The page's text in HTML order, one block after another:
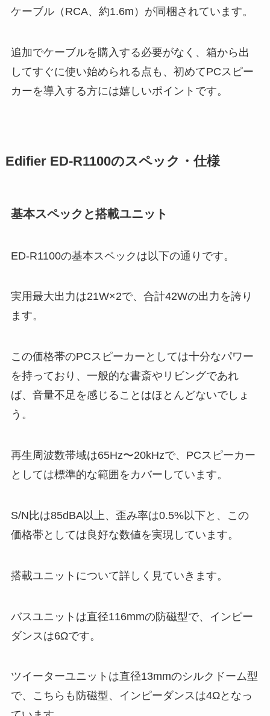
ケーブル（RCA、約1.6m）が同梱されています。
追加でケーブルを購入する必要がなく、箱から出
してすぐに使い始められる点も、初めてPCスピー
カーを導入する方には嬉しいポイントです。
Edifier ED-R1100のスペック・仕様
基本スペックと搭載ユニット
ED-R1100の基本スペックは以下の通りです。
実用最大出力は21W×2で、合計42Wの出力を誇り
ます。
この価格帯のPCスピーカーとしては十分なパワー
を持っており、一般的な書斎やリビングであれ
ば、音量不足を感じることはほとんどないでしょ
う。
再生周波数帯域は65Hz〜20kHzで、PCスピーカー
としては標準的な範囲をカバーしています。
S/N比は85dBA以上、歪み率は0.5%以下と、この
価格帯としては良好な数値を実現しています。
搭載ユニットについて詳しく見ていきます。
バスユニットは直径116mmの防磁型で、インピー
ダンスは6Ωです。
ツイーターユニットは直径13mmのシルクドーム型
で、こちらも防磁型、インピーダンスは4Ωとなっ